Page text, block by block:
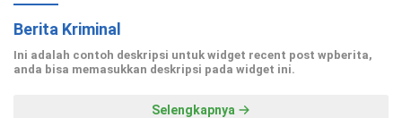
Berita Kriminal
Ini adalah contoh deskripsi untuk widget recent post wpberita,
anda bisa memasukkan deskripsi pada widget ini.
Selengkapnya